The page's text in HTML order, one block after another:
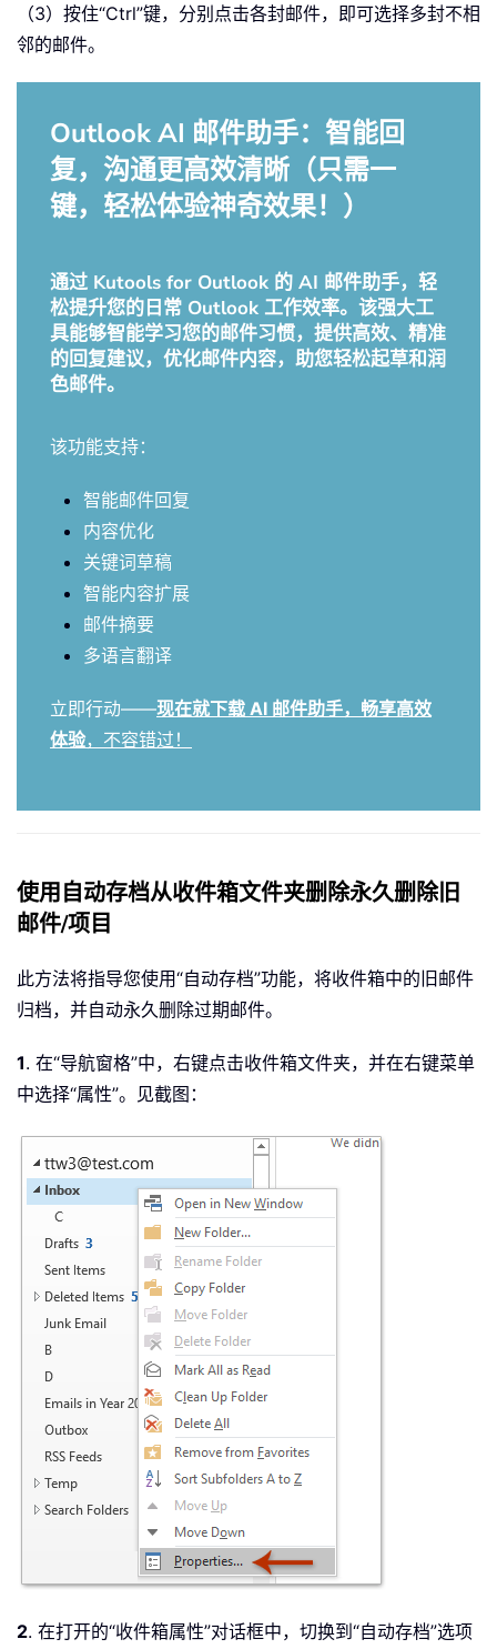
（3）按住“Ctrl”键，分别点击各封邮件，即可选择多封不相
邻的邮件。
Outlook AI 邮件助手：智能回
复，沟通更高效清晰（只需一
键，轻松体验神奇效果！）
通过 Kutools for Outlook 的 AI 邮件助手，轻
松提升您的日常 Outlook 工作效率。该强大工
具能够智能学习您的邮件习惯，提供高效、精准
的回复建议，优化邮件内容，助您轻松起草和润
色邮件。
该功能支持：
智能邮件回复
内容优化
关键词草稿
智能内容扩展
邮件摘要
多语言翻译
立即行动——现在就下载 AI 邮件助手，畅享高效
体验，不容错过！
使用自动存档从收件箱文件夹删除永久删除旧
邮件/项目
此方法将指导您使用“自动存档”功能，将收件箱中的旧邮件
归档，并自动永久删除过期邮件。
1. 在“导航窗格”中，右键点击收件箱文件夹，并在右键菜单
中选择“属性”。见截图：
2. 在打开的“收件箱属性”对话框中，切换到“自动存档”选项